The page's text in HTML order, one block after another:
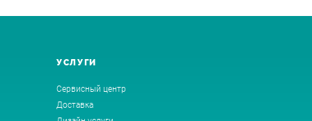
УСЛУГИ
Сервисный центр
Доставка